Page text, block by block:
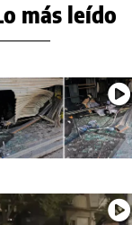
más leído